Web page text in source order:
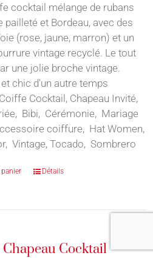
cocktail mélange de rubans
pailleté et Bordeau, avec des
(rose, jaune, marron) et un
vintage recyclé. Le tout
une jolie broche vintage.
chic d'un autre temps
Cocktail, Chapeau Invité,
Bibi, Cérémonie, Mariage
coiffure, Hat Women,
Vintage, Tocado, Sombrero
Détails
Cocktail